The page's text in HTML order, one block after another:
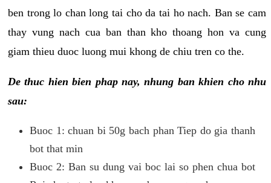
ben trong lo chan long tai cho da tai ho nach. Ban se cam
thay vung nach cua ban than kho thoang hon va cung
giam thieu duoc luong mui khong de chiu tren co the.
De thuc hien bien phap nay, nhung ban khien cho nhu
sau:
Buoc 1: chuan bi 50g bach phan Tiep do gia thanh
bot that min
Buoc 2: Ban su dung vai boc lai so phen chua bot